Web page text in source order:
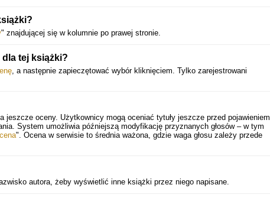
" znajdującej się w kolumnie po prawej stronie.
tej książki?
, a następnie zapieczętować wybór kliknięciem. Tylko zarejestrowani
jeszcze oceny. Użytkownicy mogą oceniać tytuły jeszcze przed pojawieniem
System umożliwia późniejszą modyfikację przyznanych głosów – w tym
". Ocena w serwisie to średnia ważona, gdzie waga głosu zależy przede
autora, żeby wyświetlić inne książki przez niego napisane.